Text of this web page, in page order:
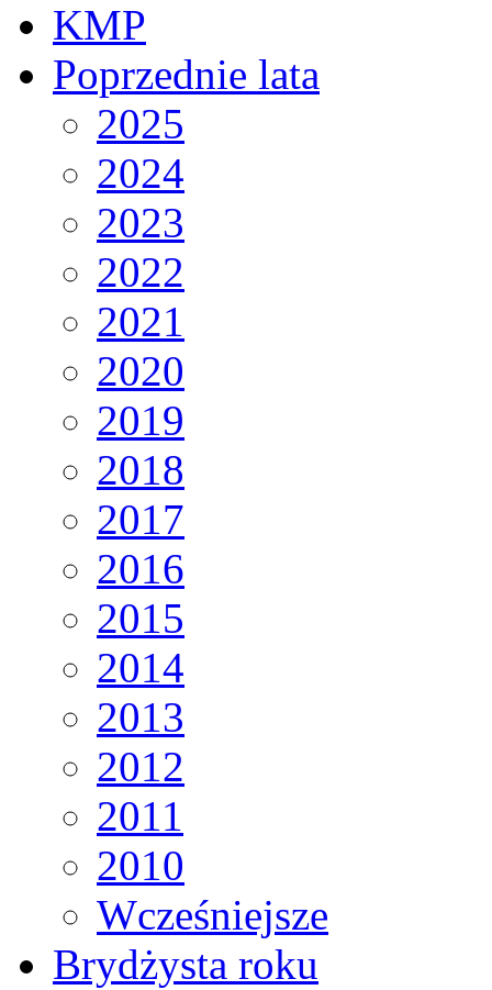
KMP
Poprzednie lata
2025
2024
2023
2022
2021
2020
2019
2018
2017
2016
2015
2014
2013
2012
2011
2010
Wcześniejsze
Brydżysta roku